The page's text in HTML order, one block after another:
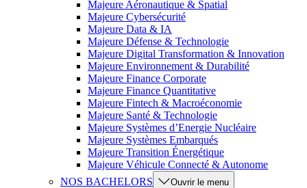
Majeure Aéronautique & Spatial
Majeure Cybersécurité
Majeure Data & IA
Majeure Défense & Technologie
Majeure Digital Transformation & Innovation
Majeure Environnement & Durabilité
Majeure Finance Corporate
Majeure Finance Quantitative
Majeure Fintech & Macroéconomie
Majeure Santé & Technologie
Majeure Systèmes d’Energie Nucléaire
Majeure Systèmes Embarqués
Majeure Transition Énergétique
Majeure Véhicule Connecté & Autonome
NOS BACHELORS
Ouvrir le menu